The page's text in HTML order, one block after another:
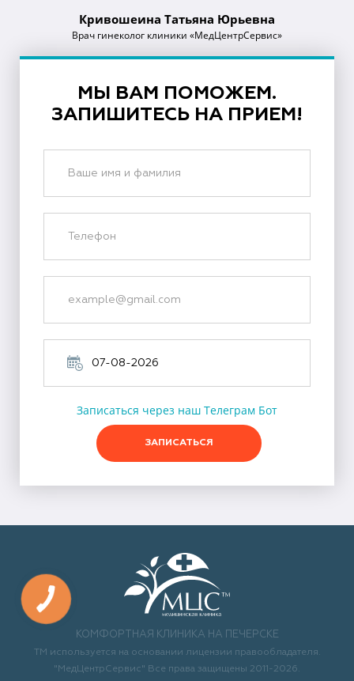
Кривошеина Татьяна Юрьевна
Врач гинеколог клиники «МедЦентрСервис»
МЫ ВАМ ПОМОЖЕМ.
ЗАПИШИТЕСЬ НА ПРИЕМ!
Записаться через наш Телеграм Бот
ЗАПИСАТЬСЯ
КОМФОРТНАЯ КЛИНИКА НА ПЕЧЕРСКЕ
ТМ используется на основании лицензии правообладателя.
"МедЦентрСервис" Все права защищены 2011-2026.